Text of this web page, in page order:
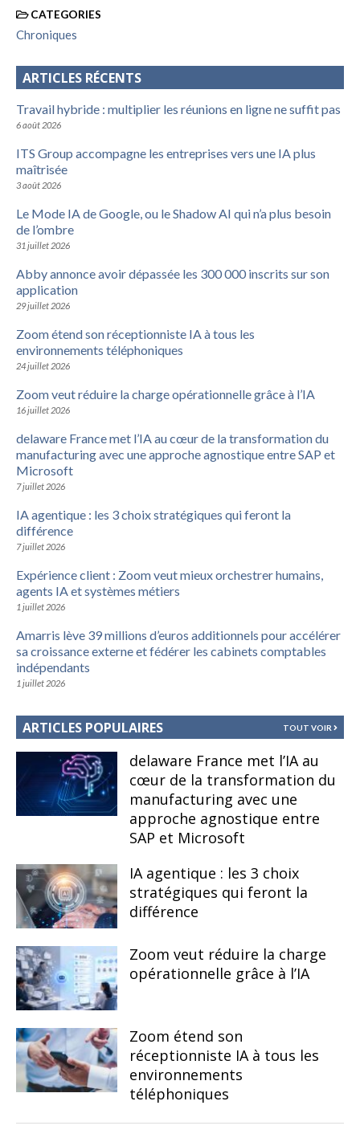
CATEGORIES
Chroniques
ARTICLES RÉCENTS
Travail hybride : multiplier les réunions en ligne ne suffit pas
6 août 2026
ITS Group accompagne les entreprises vers une IA plus
maîtrisée
3 août 2026
Le Mode IA de Google, ou le Shadow AI qui n’a plus besoin
de l’ombre
31 juillet 2026
Abby annonce avoir dépassée les 300 000 inscrits sur son
application
29 juillet 2026
Zoom étend son réceptionniste IA à tous les
environnements téléphoniques
24 juillet 2026
Zoom veut réduire la charge opérationnelle grâce à l’IA
16 juillet 2026
delaware France met l’IA au cœur de la transformation du
manufacturing avec une approche agnostique entre SAP et
Microsoft
7 juillet 2026
IA agentique : les 3 choix stratégiques qui feront la
différence
7 juillet 2026
Expérience client : Zoom veut mieux orchestrer humains,
agents IA et systèmes métiers
1 juillet 2026
Amarris lève 39 millions d’euros additionnels pour accélérer
sa croissance externe et fédérer les cabinets comptables
indépendants
1 juillet 2026
ARTICLES POPULAIRES TOUT VOIR
delaware France met l’IA au
cœur de la transformation du
manufacturing avec une
approche agnostique entre
SAP et Microsoft
IA agentique : les 3 choix
stratégiques qui feront la
différence
Zoom veut réduire la charge
opérationnelle grâce à l’IA
Zoom étend son
réceptionniste IA à tous les
environnements
téléphoniques